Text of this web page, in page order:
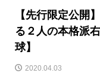
【先行限定公開
る２人の本格派
球】
2020.04.03